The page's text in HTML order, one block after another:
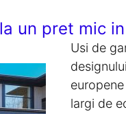
un pret mic
Usi de
largi de